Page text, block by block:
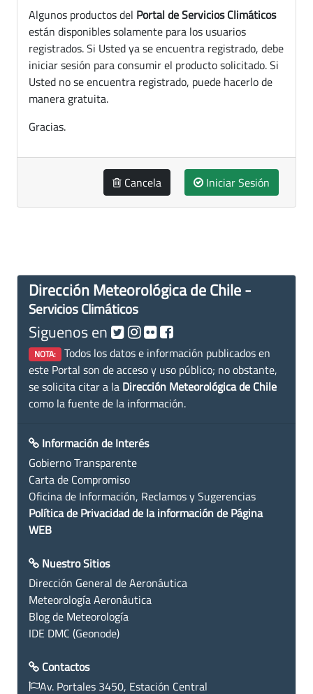
Algunos productos del Portal de Servicios Climáticos
están disponibles solamente para los usuarios
registrados. Si Usted ya se encuentra registrado, debe
iniciar sesión para consumir el producto solicitado. Si
Usted no se encuentra registrado, puede hacerlo de
manera gratuita.
Gracias.
Cancela Iniciar Sesión
Dirección Meteorológica de Chile -
Servicios Climáticos
Siguenos en
NOTA: Todos los datos e información publicados en
este Portal son de acceso y uso público; no obstante,
se solicita citar a la Dirección Meteorológica de Chile
como la fuente de la información.
Información de Interés
Gobierno Transparente
Carta de Compromiso
Oficina de Información, Reclamos y Sugerencias
Política de Privacidad de la información de Página
WEB
Nuestro Sitios
Dirección General de Aeronáutica
Meteorología Aeronáutica
Blog de Meteorología
IDE DMC (Geonode)
Contactos
Av. Portales 3450, Estación Central